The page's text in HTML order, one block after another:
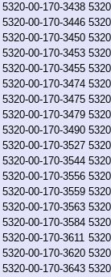
5320-00-170-3438
5320-00-170-3446
5320-00-170-3450
5320-00-170-3453
5320-00-170-3455
5320-00-170-3474
5320-00-170-3475
5320-00-170-3479
5320-00-170-3490
5320-00-170-3527
5320-00-170-3544
5320-00-170-3556
5320-00-170-3559
5320-00-170-3563
5320-00-170-3584
5320-00-170-3611
5320-00-170-3620
5320-00-170-3643